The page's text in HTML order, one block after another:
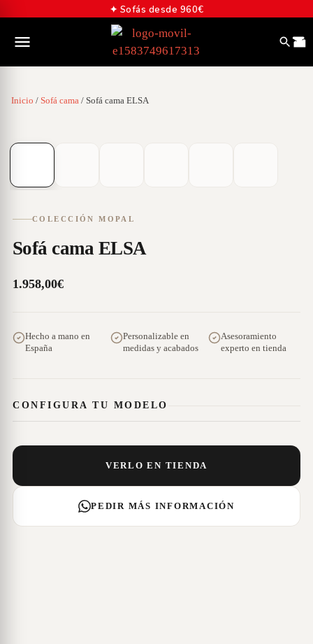
✦ Sofás desde 960€
Inicio / Sofá cama / Sofá cama ELSA
COLECCIÓN MOPAL
Sofá cama ELSA
1.958,00€
Hecho a mano en
España
Personalizable en
medidas y acabados
Asesoramiento
experto en tienda
CONFIGURA TU MODELO
VERLO EN TIENDA
PEDIR MÁS INFORMACIÓN